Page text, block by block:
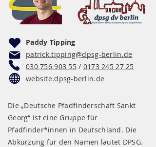
Paddy Tipping
patrick.tipping@dpsg-berlin.de
030 756 903 55/ 0173 245 27 25
website.dpsg-berlin.de
Die „Deutsche Pfadfinderschaft Sankt
Georg“ ist eine Gruppe für
Pfadfinder*innen in Deutschland. Die
Abkürzung für den Namen lautet DPSG.